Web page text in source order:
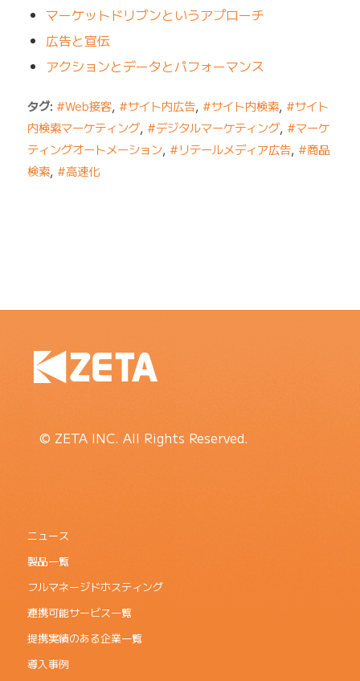
マーケットドリブンというアプローチ
広告と宣伝
アクションとデータとパフォーマンス
タグ: #Web接客, #サイト内広告, #サイト内検索, #サイト
内検索マーケティング, #デジタルマーケティング, #マーケ
ティングオートメーション, #リテールメディア広告, #商品
検索, #高速化
© ZETA INC. All Rights Reserved.
ニュース
製品一覧
フルマネージドホスティング
連携可能サービス一覧
提携実績のある企業一覧
導入事例